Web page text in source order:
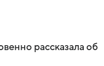
рассказала об